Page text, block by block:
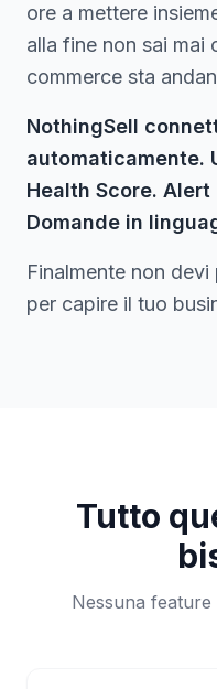
ore a mettere
alla fine non sai mai
commerce sta
NothingSell
automaticamente.
Health Score.
Domande in
Finalmente non
per capire il tuo
Tutto
Nessuna